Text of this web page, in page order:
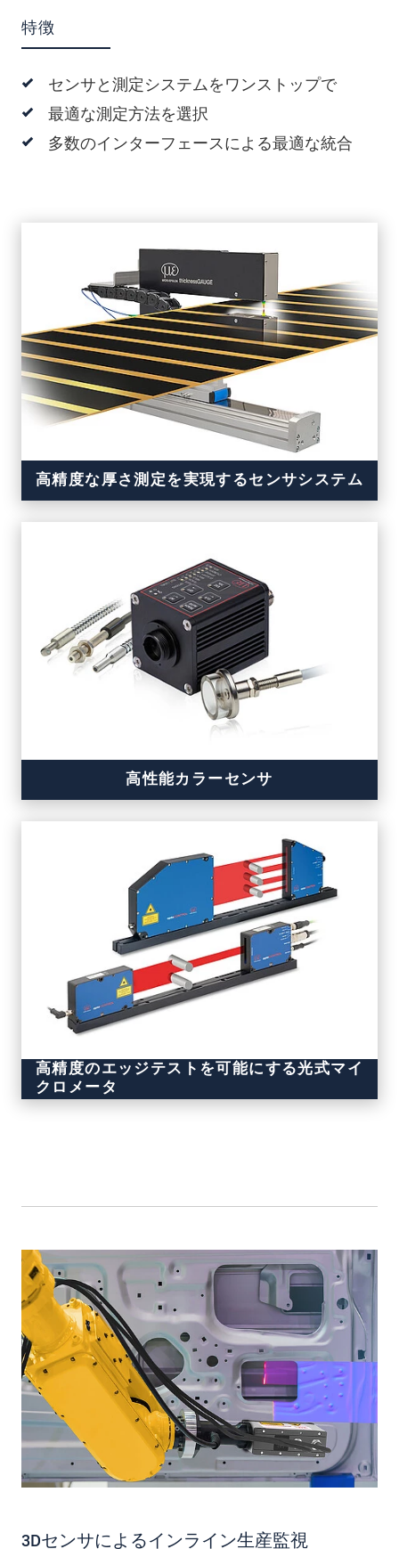
特徴
センサと測定システムをワンストップで
最適な測定方法を選択
多数のインターフェースによる最適な統合
高精度な厚さ測定を実現するセンサシステム
高性能カラーセンサ
高精度のエッジテストを可能にする光式マイ
クロメータ
3Dセンサによるインライン生産監視